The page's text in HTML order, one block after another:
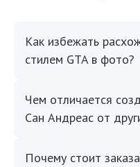
Как избежать
стилем GTA в фото?
Чем отличается
Сан Андреас от
Почему стоит